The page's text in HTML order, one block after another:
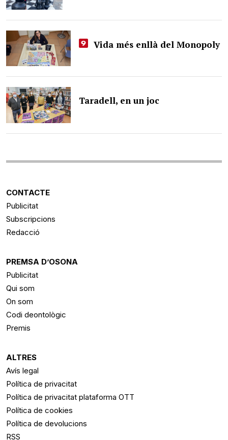
Vida més enllà del Monopoly
Taradell, en un joc
CONTACTE
Publicitat
Subscripcions
Redacció
PREMSA D’OSONA
Publicitat
Qui som
On som
Codi deontològic
Premis
ALTRES
Avís legal
Política de privacitat
Política de privacitat plataforma OTT
Política de cookies
Política de devolucions
RSS